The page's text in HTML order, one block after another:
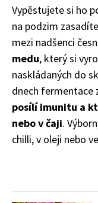
Vypěstujete si ho
na podzim
mezi nadšenci
medu, který si
naskládaných do
dnech fermentace
posílí imunitu a
nebo v čaji.
chilli, v oleji nebo